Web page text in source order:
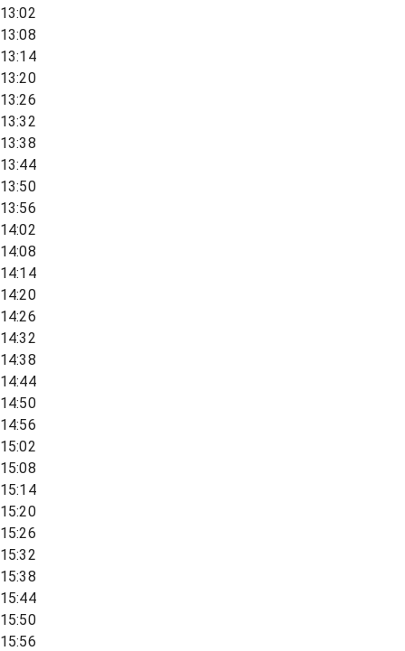
13:02
13:08
13:14
13:20
13:26
13:32
13:38
13:44
13:50
13:56
14:02
14:08
14:14
14:20
14:26
14:32
14:38
14:44
14:50
14:56
15:02
15:08
15:14
15:20
15:26
15:32
15:38
15:44
15:50
15:56